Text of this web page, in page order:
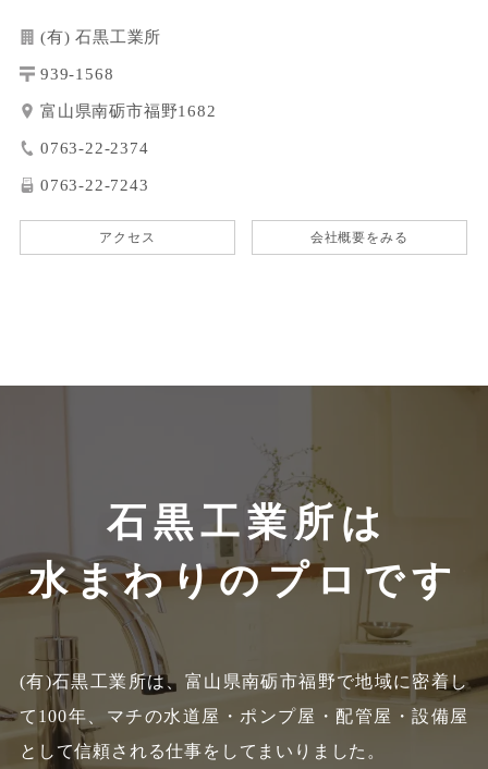
(有) 石黒工業所
939-1568
富山県南砺市福野1682
0763-22-2374
0763-22-7243
アクセス 会社概要をみる
石黒工業所は
水まわりのプロです
(有)石黒工業所は、富山県南砺市福野で地域に密着し
て100年、 マチの水道屋・ポンプ屋・配管屋・設備屋
として信頼される仕事をしてまいりました。